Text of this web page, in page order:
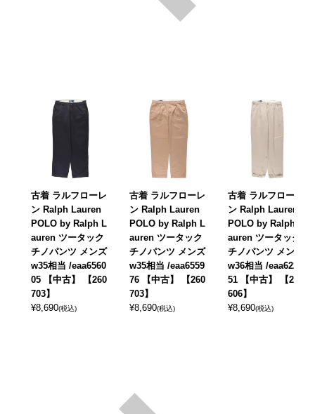
古着 ラルフローレ
ン Ralph Lauren
POLO by Ralph L
auren ツータック
チノパンツ メンズ
w35相当 /eaa6560
05 【中古】 【260
703】
¥8,690(税込)
古着 ラルフローレ
ン Ralph Lauren
POLO by Ralph L
auren ツータック
チノパンツ メンズ
w35相当 /eaa6559
76 【中古】 【260
703】
¥8,690(税込)
古着 ラルフローレ
ン Ralph Lauren
POLO by Ralph L
auren ツータック
チノパンツ メンズ
w36相当 /eaa6228
51 【中古】 【260
606】
¥8,690(税込)